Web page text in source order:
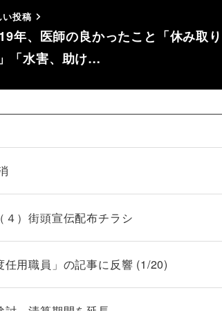
い投稿
年、医師の良かったこと「休み取
「水害、助け…
）街頭宣伝配布チラシ
用職員」の記事に反響 (1/20)